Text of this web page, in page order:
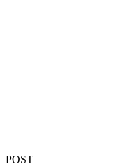
POST